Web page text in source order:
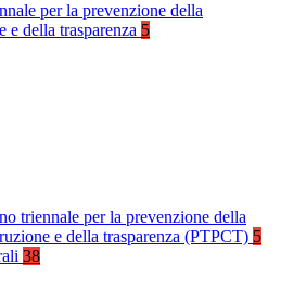
per la prevenzione della
e della trasparenza 5
triennale per la prevenzione della
e della trasparenza (PTPCT) 5
38